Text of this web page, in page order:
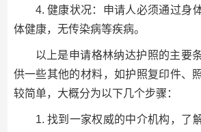
4. 健康状况：申请人必须通过身
体健康，无传染病等疾病。
以上是申请格林纳达护照的主要
供一些其他的材料，如护照复印件、
较简单，大概分为以下几个步骤：
1. 找到一家权威的中介机构，了